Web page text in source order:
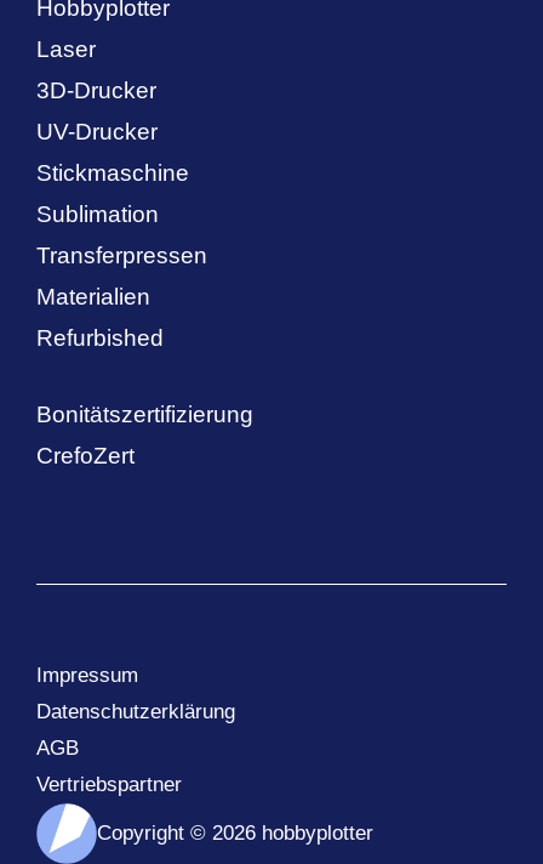
Hobbyplotter
Laser
3D-Drucker
UV-Drucker
Stickmaschine
Sublimation
Transferpressen
Materialien
Refurbished
Bonitätszertifizierung
CrefoZert
Copyright © 2026 hobbyplotter
Impressum
Datenschutzerklärung
AGB
Vertriebspartner